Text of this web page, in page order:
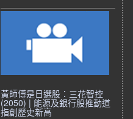
黃師傅是日選股：三花智控
(2050) | 能源及銀行股推動道
指創歷史新高